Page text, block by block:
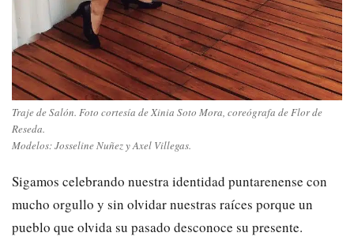
Traje de Salón. Foto cortesía de Xinia Soto Mora, coreógrafa de Flor de
Reseda.
Modelos: Josseline Nuñez y Axel Villegas.
Sigamos celebrando nuestra identidad puntarenense con
mucho orgullo y sin olvidar nuestras raíces porque un
pueblo que olvida su pasado desconoce su presente.